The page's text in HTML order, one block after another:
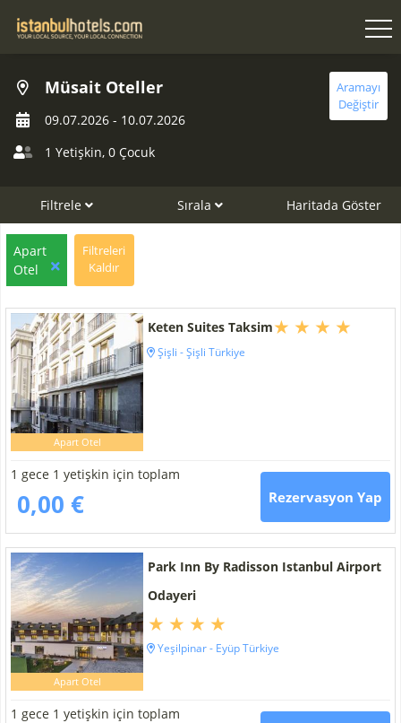
Müsait Oteller
09.07.2026 - 10.07.2026
1 Yetişkin, 0 Çocuk
Aramayı
Değiştir
Filtrele Sırala Haritada Göster
Apart
Otel
Filtreleri
Kaldır
Apart Otel
Keten Suites Taksim
Şişli - Şişli Türkiye
1 gece 1 yetişkin için toplam
0,00 € Rezervasyon Yap
Apart Otel
Park Inn By Radisson Istanbul Airport
Odayeri
Yeşilpinar - Eyüp Türkiye
1 gece 1 yetişkin için toplam